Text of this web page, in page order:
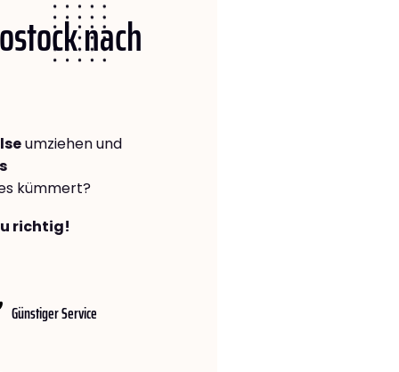
nach
umziehen und
kümmert?
richtig!
Günstiger Service